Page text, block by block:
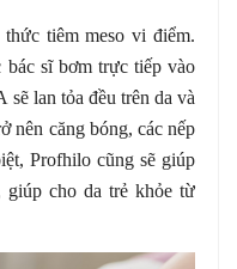
tiêm meso vi điểm.
sĩ bơm trực tiếp vào
lan tỏa đều trên da và
nên căng bóng, các nếp
Profhilo cũng sẽ giúp
giúp cho da trẻ khỏe từ